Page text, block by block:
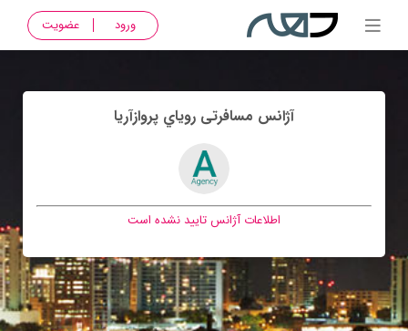
ورود عضویت
آژانس مسافرتی روياي پروازآريا
اطلاعات آژانس تایید نشده است